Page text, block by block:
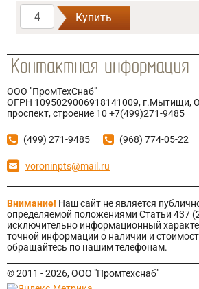
Купить
ООО "ПромТехСнаб"
ОГРН 1095029006918141009, г.Мытищи,
проспект, строение 10 +7(499)271-9485
(499) 271-9485 (968) 774-05-22
voroninpts@mail.ru
Внимание! Наш сайт не является
определяемой положениями Статьи 437
исключительно информационный
точной информации о наличии и
обращайтесь по нашим телефонам.
© 2011 - 2026, ООО "Промтехснаб"